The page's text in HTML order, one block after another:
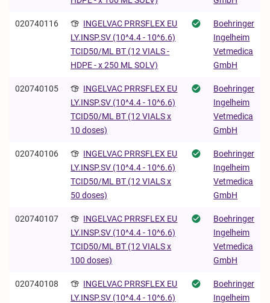
020740116
INGELVAC PRRSFLEX EU
LY.INSP.SV (10^4.4 - 10^6.6)
TCID50/ML BT (12 VIALS -
HDPE - x 250 ML SOLV)
Boehringer
Ingelheim
Vetmedica
GmbH
020740105
INGELVAC PRRSFLEX EU
LY.INSP.SV (10^4.4 - 10^6.6)
TCID50/ML BT (12 VIALS x
10 doses)
Boehringer
Ingelheim
Vetmedica
GmbH
020740106
INGELVAC PRRSFLEX EU
LY.INSP.SV (10^4.4 - 10^6.6)
TCID50/ML BT (12 VIALS x
50 doses)
Boehringer
Ingelheim
Vetmedica
GmbH
020740107
INGELVAC PRRSFLEX EU
LY.INSP.SV (10^4.4 - 10^6.6)
TCID50/ML BT (12 VIALS x
100 doses)
Boehringer
Ingelheim
Vetmedica
GmbH
020740108
INGELVAC PRRSFLEX EU
LY.INSP.SV (10^4.4 - 10^6.6)
Boehringer
Ingelheim